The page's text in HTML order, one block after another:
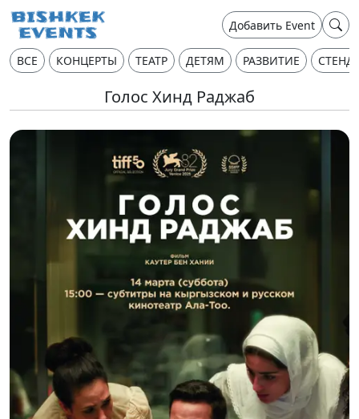
Добавить Event
ВСЕ КОНЦЕРТЫ ТЕАТР ДЕТЯМ РАЗВИТИЕ
Голос Хинд Раджаб